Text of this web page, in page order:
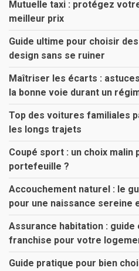
Mutuelle taxi : protégez
meilleur prix
Guide ultime pour choisir
design sans se ruiner
Maîtriser les écarts :
la bonne voie durant un
Top des voitures familiales
les longs trajets
Coupé sport : un choix malin
portefeuille ?
Accouchement naturel : le
pour une naissance sereine
Assurance habitation : guide
franchise pour votre
Guide pratique pour bien